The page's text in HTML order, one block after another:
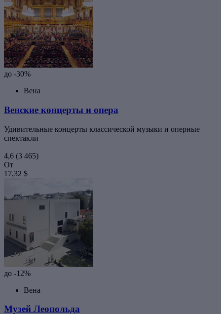
до -30%
Вена
Венские концерты и опера
Удивительные концерты классической музыки и оперные
спектакли
4,6 (3 465)
От
17,32 $
до -12%
Вена
Музей Леопольда